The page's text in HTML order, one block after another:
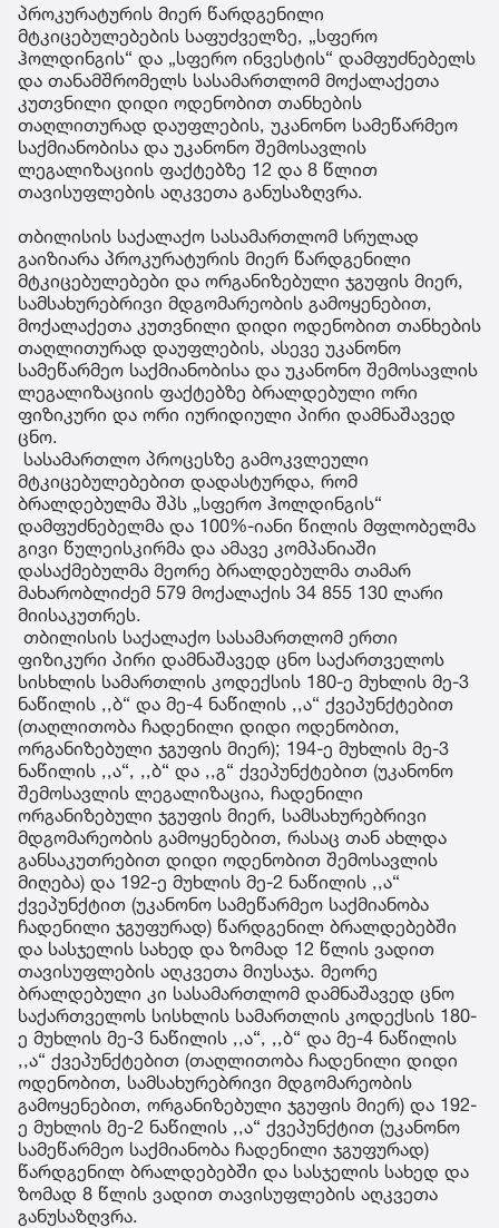
პროკურატურის მიერ წარდგენილი
მტკიცებულებების საფუძველზე, „სფერო
ჰოლდინგის“ და „სფერო ინვესტის“ დამფუძნებელს
და თანამშრომელს სასამართლომ მოქალაქეთა
კუთვნილი დიდი ოდენობით თანხების
თაღლითურად დაუფლების, უკანონო სამეწარმეო
საქმიანობისა და უკანონო შემოსავლის
ლეგალიზაციის ფაქტებზე 12 და 8 წლით
თავისუფლების აღკვეთა განუსაზღვრა.
თბილისის საქალაქო სასამართლომ სრულად
გაიზიარა პროკურატურის მიერ წარდგენილი
მტკიცებულებები და ორგანიზებული ჯგუფის მიერ,
სამსახურებრივი მდგომარეობის გამოყენებით,
მოქალაქეთა კუთვნილი დიდი ოდენობით თანხების
თაღლითურად დაუფლების, ასევე უკანონო
სამეწარმეო საქმიანობისა და უკანონო შემოსავლის
ლეგალიზაციის ფაქტებზე ბრალდებული ორი
ფიზიკური და ორი იურიდიული პირი დამნაშავედ
ცნო.
სასამართლო პროცესზე გამოკვლეული
მტკიცებულებებით დადასტურდა, რომ
ბრალდებულმა შპს „სფერო ჰოლდინგის“
დამფუძნებელმა და 100%-იანი წილის მფლობელმა
გივი წულეისკირმა და ამავე კომპანიაში
დასაქმებულმა მეორე ბრალდებულმა თამარ
მახარობლიძემ 579 მოქალაქის 34 855 130 ლარი
მიისაკუთრეს.
თბილისის საქალაქო სასამართლომ ერთი
ფიზიკური პირი დამნაშავედ ცნო საქართველოს
სისხლის სამართლის კოდექსის 180-ე მუხლის მე-3
ნაწილის ,,ბ“ და მე-4 ნაწილის ,,ა“ ქვეპუნქტებით
(თაღლითობა ჩადენილი დიდი ოდენობით,
ორგანიზებული ჯგუფის მიერ); 194-ე მუხლის მე-3
ნაწილის ,,ა“, ,,ბ“ და ,,გ“ ქვეპუნქტებით (უკანონო
შემოსავლის ლეგალიზაცია, ჩადენილი
ორგანიზებული ჯგუფის მიერ, სამსახურებრივი
მდგომარეობის გამოყენებით, რასაც თან ახლდა
განსაკუთრებით დიდი ოდენობით შემოსავლის
მიღება) და 192-ე მუხლის მე-2 ნაწილის ,,ა“
ქვეპუნქტით (უკანონო სამეწარმეო საქმიანობა
ჩადენილი ჯგუფურად) წარდგენილ ბრალდებებში
და სასჯელის სახედ და ზომად 12 წლის ვადით
თავისუფლების აღკვეთა მიუსაჯა. მეორე
ბრალდებული კი სასამართლომ დამნაშავედ ცნო
საქართველოს სისხლის სამართლის კოდექსის 180-
ე მუხლის მე-3 ნაწილის ,,ა“, ,,ბ“ და მე-4 ნაწილის
,,ა“ ქვეპუნქტებით (თაღლითობა ჩადენილი დიდი
ოდენობით, სამსახურებრივი მდგომარეობის
გამოყენებით, ორგანიზებული ჯგუფის მიერ) და 192-
ე მუხლის მე-2 ნაწილის ,,ა“ ქვეპუნქტით (უკანონო
სამეწარმეო საქმიანობა ჩადენილი ჯგუფურად)
წარდგენილ ბრალდებებში და სასჯელის სახედ და
ზომად 8 წლის ვადით თავისუფლების აღკვეთა
განუსაზღვრა.